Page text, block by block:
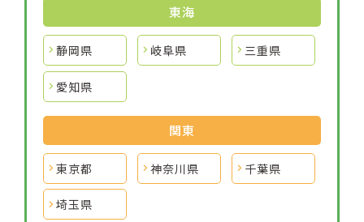
東海
静岡県 岐阜県 三重県
愛知県
関東
東京都 神奈川県 千葉県
埼玉県